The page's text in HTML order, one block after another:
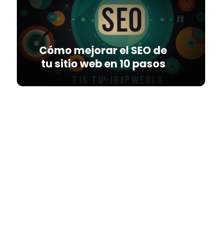
Cómo mejorar el SEO de
tu sitio web en 10 pasos